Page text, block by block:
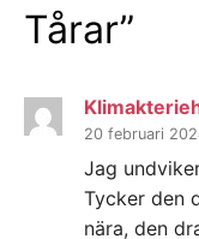
Tårar”
20 februari
Jag
Tycker den
nära, den